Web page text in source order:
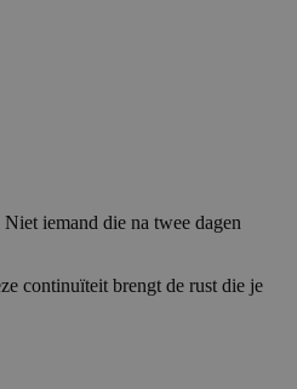
iemand die na twee dagen
continuïteit brengt de rust die je